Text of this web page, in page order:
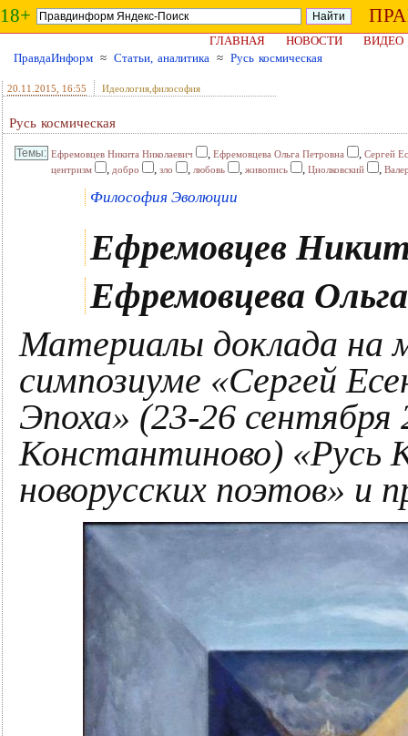
18+
ГЛАВНАЯ НОВОСТИ
ВИДЕО
ПравдаИнформ ≈ Статьи, аналитика ≈ Русь космическая
20.11.2015 , 16:55 Идеология,философия
Русь космическая
Ефремовцев Никита Николаевич , Ефремовцева Ольга Петровна , Сергей
центризм
, добро , зло , любовь , живопись , Циолковский ,
Философия Эволюции
Ефремовцев
Ефремовцева
Материалы доклада на
симпозиуме «Сергей
Эпоха» (23-26 сентября
Константиново) «Русь
новорусских поэтов» и